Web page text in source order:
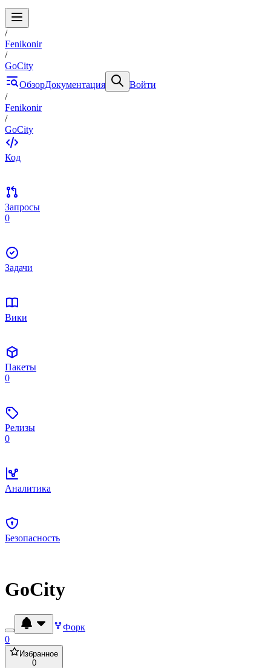
/
Fenikonir
/
GoCity
ОбзорДокументация
Войти
/
Fenikonir
/
GoCity
Код
Запросы
0
Задачи
Вики
Пакеты
0
Релизы
0
Аналитика
Безопасность
GoCity
Форк
0
Избранное
0